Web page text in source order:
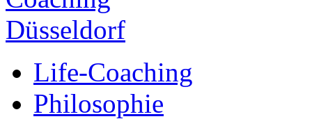
Life-Coaching
Philosophie